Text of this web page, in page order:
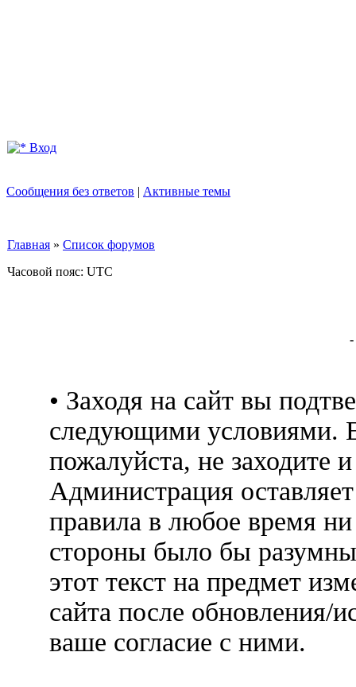
Вход
Сообщения без ответов | Активные темы
Главная » Список форумов
Часовой пояс: UTC
-
• Заходя на сайт вы
следующими условиями.
пожалуйста, не заходите
Администрация
правила в любое время
стороны было бы
этот текст на предмет
сайта после обновления/
ваше согласие с ними.